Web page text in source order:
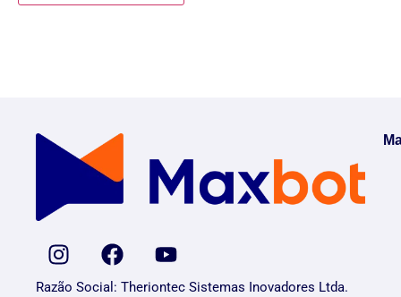
Razão Social: Theriontec Sistemas Inovadores Ltda.